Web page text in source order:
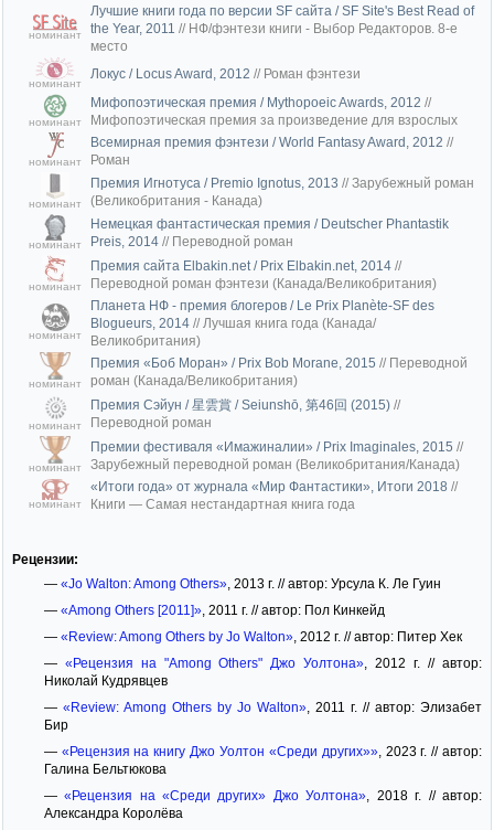
номинант
Лучшие книги года по версии SF сайта / SF Site's Best Read of
the Year, 2011 // НФ/фэнтези книги - Выбор Редакторов. 8-е
место
номинант
Локус / Locus Award, 2012 // Роман фэнтези
номинант
Мифопоэтическая премия / Mythopoeic Awards, 2012 //
Мифопоэтическая премия за произведение для взрослых
номинант
Всемирная премия фэнтези / World Fantasy Award, 2012 //
Роман
номинант
Премия Игнотуса / Premio Ignotus, 2013 //Зарубежный роман
(Великобритания - Канада)
номинант
Немецкая фантастическая премия / Deutscher Phantastik
Preis, 2014 // Переводной роман
номинант
Премия сайта Elbakin.net / Prix Elbakin.net, 2014 //
Переводной роман фэнтези (Канада/Великобритания)
номинант
Планета НФ - премия блогеров / Le Prix Planète-SF des
Blogueurs, 2014 // Лучшая книга года (Канада/
Великобритания)
номинант
Премия «Боб Моран» / Prix Bob Morane, 2015 // Переводной
роман (Канада/Великобритания)
номинант
Премия Сэйун / 星雲賞 / Seiunshō, 第46回 (2015) //
Переводной роман
номинант
Премии фестиваля «Имажиналии» / Prix Imaginales, 2015 //
Зарубежный переводной роман (Великобритания/Канада)
номинант
«Итоги года» от журнала «Мир Фантастики», Итоги 2018 //
Книги — Самая нестандартная книга года
Рецензии:
— «Jo Walton: Among Others», 2013 г. // автор: Урсула К. Ле Гуин
— «Among Others [2011]», 2011 г. // автор: Пол Кинкейд
— «Review: Among Others by Jo Walton», 2012 г. // автор: Питер Хек
— «Рецензия на "Among Others" Джо Уолтона» , 2012 г. // автор:
Николай Кудрявцев
— «Review: Among Others by Jo Walton», 2011 г. // автор: Элизабет
Бир
— «Рецензия на книгу Джо Уолтон «Среди других»», 2023 г. // автор:
Галина Бельтюкова
—«Рецензия на «Среди других» Джо Уолтона» , 2018 г. // автор:
Александра Королёва